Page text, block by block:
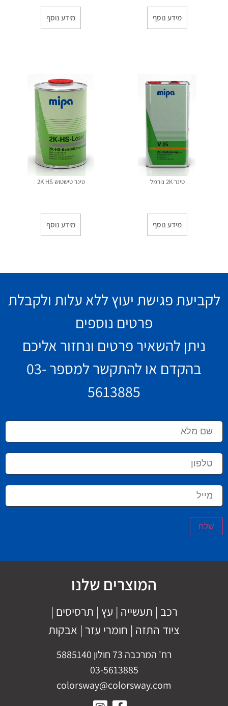
מידע נוסף מידע נוסף
טינר 2K נורמל
מידע נוסף
טינר טישטוש 2K HS
מידע נוסף
לקביעת פגישת יעוץ ללא עלות ולקבלת
פרטים נוספים
ניתן להשאיר פרטים ונחזור אליכם
בהקדם או להתקשר למספר 03-
5613885
שלח
המוצרים שלנו
רכב | תעשייה | עץ | תרסיסים |
ציוד התזה | חומרי עזר | אבקות
רח' המרכבה 73 חולון 5885140
03-5613885
colorsway@colorsway.com